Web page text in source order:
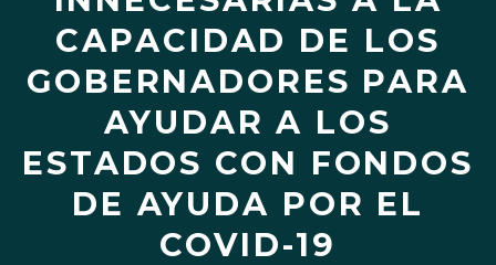
CAPACIDAD DE LOS
GOBERNADORES PARA
AYUDAR A LOS
ESTADOS CON FONDOS
DE AYUDA POR EL
COVID-19